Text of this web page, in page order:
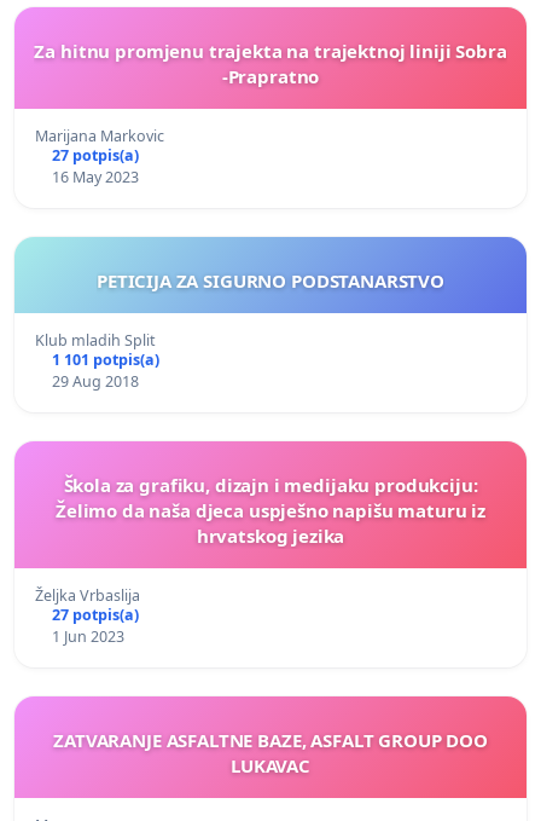
Za hitnu promjenu trajekta na trajektnoj liniji Sobra
-Prapratno
Marijana Markovic
27 potpis(a)
16 May 2023
PETICIJA ZA SIGURNO PODSTANARSTVO
Klub mladih Split
1 101 potpis(a)
29 Aug 2018
Škola za grafiku, dizajn i medijaku produkciju:
Želimo da naša djeca uspješno napišu maturu iz
hrvatskog jezika
Željka Vrbaslija
27 potpis(a)
1 Jun 2023
ZATVARANJE ASFALTNE BAZE, ASFALT GROUP DOO
LUKAVAC